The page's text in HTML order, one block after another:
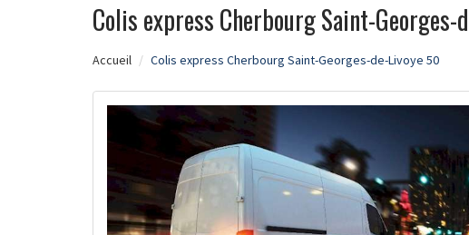
Colis express Cherbourg Saint-Georges-
Accueil Colis express Cherbourg Saint-Georges-de-Livoye 50